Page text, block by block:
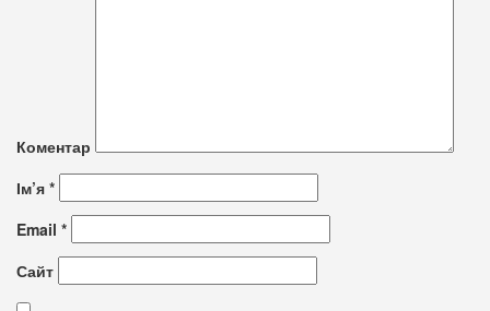
Коментар
Ім’я *
Email *
Сайт